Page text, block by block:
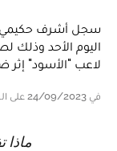
سجل أشرف حكيمي
اليوم الأحد وذلك
لاعب "الأسود" إثر
في 24/09/2023 على الساعة 19:12